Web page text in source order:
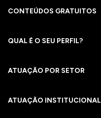
CONTEÚDOS GRATUITOS
QUAL É O SEU PERFIL?
ATUAÇÃO POR SETOR
ATUAÇÃO INSTITUCIONAL